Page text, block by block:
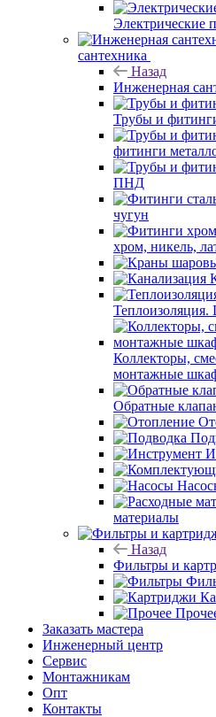
Электрические
сантехника
Назад
Инженерная
Трубы и
фитинги
ПНД
чугун
хром, никель,
Коллекторы,
монтажные
Обратные
материалы
Назад
Фильтры и
Заказать мастера
Инженерный центр
Сервис
Монтажникам
Опт
Контакты